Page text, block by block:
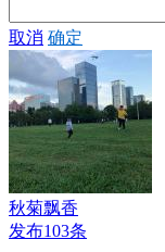
取消 确定
秋菊飘香
发布103条